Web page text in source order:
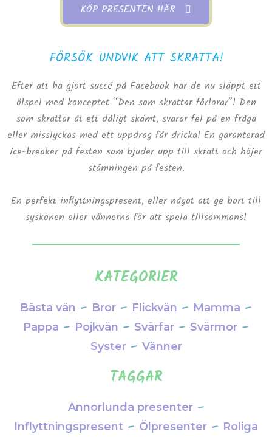
KÖP PRESENTEN HÄR
FÖRSÖK UNDVIK ATT SKRATTA!
Efter att ha gjort succé på Facebook har de nu släppt ett
ölspel med konceptet “Den som skrattar förlorar”! Den
som skrattar åt ett dåligt skämt, svarar fel på en fråga
eller misslyckas med ett uppdrag får dricka! En garanterad
ice-breaker på festen som bjuder upp till skratt och höjer
stämningen på festen.
En perfekt inflyttningspresent, eller något att ge bort till
syskonen eller vännerna för att spela tillsammans!
KATEGORIER
Bästa vän – Bror – Flickvän – Mamma –
Pappa – Pojkvän – Svärfar – Svärmor –
Syster– Vänner
TAGGAR
Annorlunda presenter–
Inflyttningspresent – Ölpresenter – Roliga